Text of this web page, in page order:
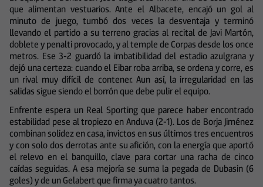
que alimentan vestuarios. Ante el Albacete, encajó un gol al
minuto de juego, tumbó dos veces la desventaja y terminó
llevando el partido a su terreno gracias al recital de Javi Martón,
doblete y penalti provocado, y al temple de Corpas desde los once
metros. Ese 3-2 guardó la imbatibilidad del estadio azulgrana y
dejó una certeza: cuando el Eibar roba arriba, se ordena y corre, es
un rival muy difícil de contener. Aun así, la irregularidad en las
salidas sigue siendo el borrón que debe pulir el equipo.
Enfrente espera un Real Sporting que parece haber encontrado
estabilidad pese al tropiezo en Anduva (2-1). Los de Borja Jiménez
combinan solidez en casa, invictos en sus últimos tres encuentros
y con solo dos derrotas ante su afición, con la energía que aportó
el relevo en el banquillo, clave para cortar una racha de cinco
caídas seguidas. A esa mejoría se suma la pegada de Dubasin (6
goles) y de un Gelabert que firma ya cuatro tantos.